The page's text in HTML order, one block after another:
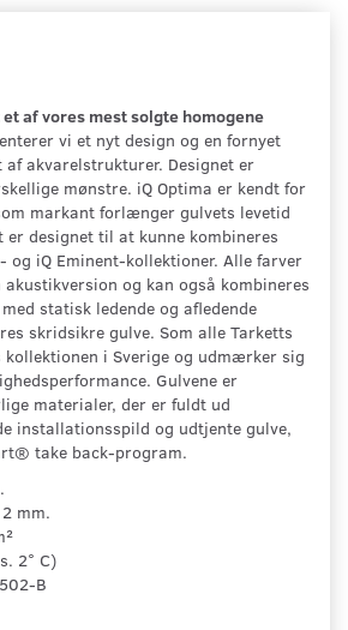
af vores mest solgte homogene
vi et nyt design og en fornyet
akvarelstrukturer. Designet er
mønstre. iQ Optima er kendt for
markant forlænger gulvets levetid
er designet til at kunne kombineres
og iQ Eminent-kollektioner. Alle farver
akustikversion og kan også kombineres
statisk ledende og afledende
skridsikre gulve. Som alle Tarketts
kollektionen i Sverige og udmærker sig
Gulvene er
materialer, der er fuldt ud
installationsspild og udtjente gulve,
take back-program.
2 mm.
2° C)
B